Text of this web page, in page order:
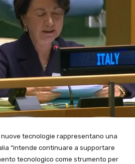
nuove tecnologie rappresentano una
“intende continuare a supportare
tecnologico come strumento per